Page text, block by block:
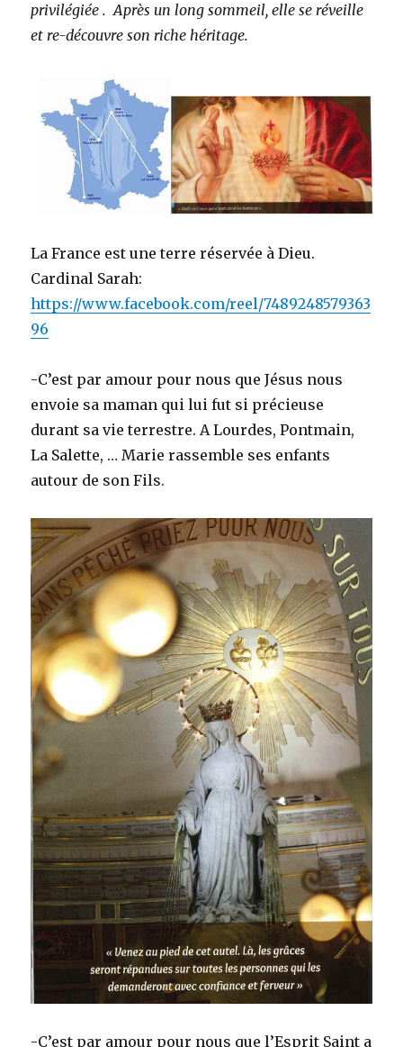
privilégiée . Après un long sommeil, elle se réveille
et re-découvre son riche héritage.
La France est une terre réservée à Dieu.
Cardinal Sarah:
https://www.facebook.com/reel/7489248579363
96
-C’est par amour pour nous que Jésus nous
envoie sa maman qui lui fut si précieuse
durant sa vie terrestre. A Lourdes, Pontmain,
La Salette, … Marie rassemble ses enfants
autour de son Fils.
-C’est par amour pour nous que l’Esprit Saint a